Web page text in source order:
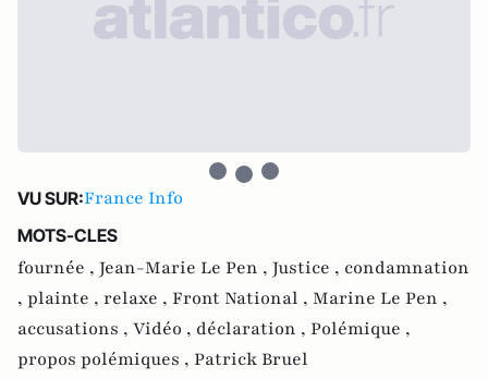
VU SUR:France Info
MOTS-CLES
fournée , Jean-Marie Le Pen , Justice , condamnation
, plainte , relaxe , Front National , Marine Le Pen ,
accusations , Vidéo , déclaration , Polémique ,
propos polémiques , Patrick Bruel